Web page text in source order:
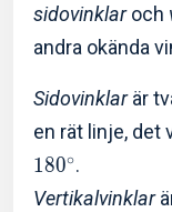
Så
Videor
Allt du behöver
sidovinklaroch
andra okända
Sidovinklarär
en rät linje, det
180∘.
Vertikalvinklar